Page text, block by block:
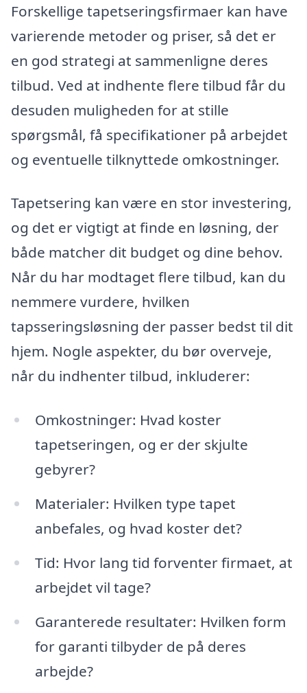
Forskellige tapetseringsfirmaer kan have
varierende metoder og priser, så det er
en god strategi at sammenligne deres
tilbud. Ved at indhente flere tilbud får du
desuden muligheden for at stille
spørgsmål, få specifikationer på arbejdet
og eventuelle tilknyttede omkostninger.
Tapetsering kan være en stor investering,
og det er vigtigt at finde en løsning, der
både matcher dit budget og dine behov.
Når du har modtaget flere tilbud, kan du
nemmere vurdere, hvilken
tapsseringsløsning der passer bedst til dit
hjem. Nogle aspekter, du bør overveje,
når du indhenter tilbud, inkluderer:
Omkostninger: Hvad koster
tapetseringen, og er der skjulte
gebyrer?
Materialer: Hvilken type tapet
anbefales, og hvad koster det?
Tid: Hvor lang tid forventer firmaet, at
arbejdet vil tage?
Garanterede resultater: Hvilken form
for garanti tilbyder de på deres
arbejde?